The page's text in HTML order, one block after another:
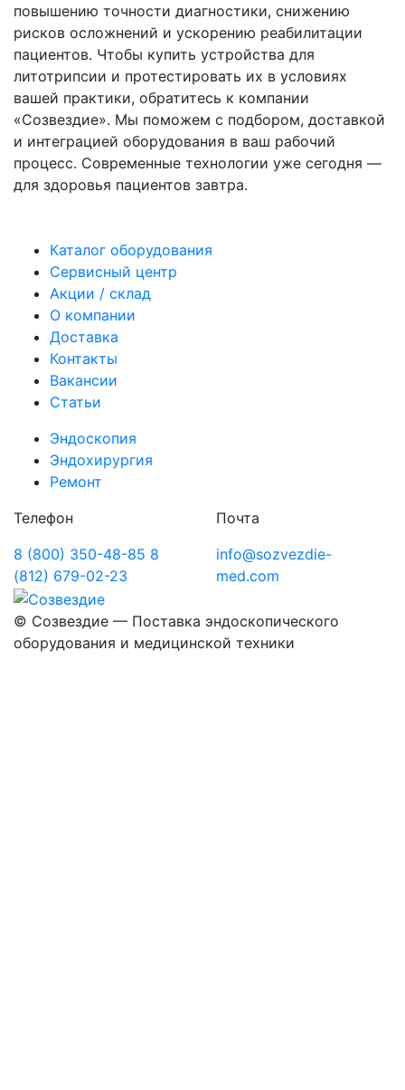
повышению точности диагностики, снижению
рисков осложнений и ускорению реабилитации
пациентов. Чтобы купить устройства для
литотрипсии и протестировать их в условиях
вашей практики, обратитесь к компании
«Созвездие». Мы поможем с подбором, доставкой
и интеграцией оборудования в ваш рабочий
процесс. Современные технологии уже сегодня —
для здоровья пациентов завтра.
Каталог оборудования
Сервисный центр
Акции / склад
О компании
Доставка
Контакты
Вакансии
Статьи
Эндоскопия
Эндохирургия
Ремонт
Телефон
8 (800) 350-48-85 8
(812) 679-02-23
Почта
info@sozvezdie-
med.com
© Созвездие — Поставка эндоскопического
оборудования и медицинской техники